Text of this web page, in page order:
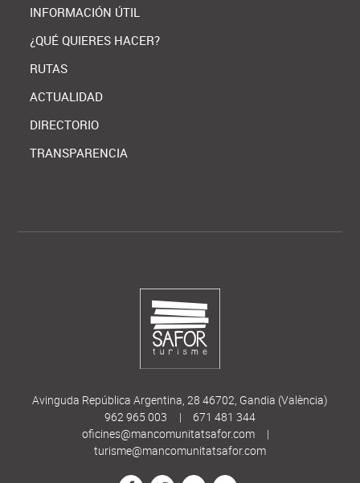
INFORMACIÓN ÚTIL
¿QUÉ QUIERES HACER?
RUTAS
ACTUALIDAD
DIRECTORIO
TRANSPARENCIA
Avinguda República Argentina, 28 46702, Gandia (València)
962 965 003
|
671 481 344
oficines@mancomunitatsafor.com
|
turisme@mancomunitatsafor.com